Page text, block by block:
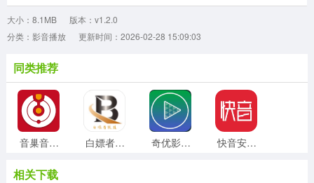
大小：8.1MB
版本：v1.2.0
分类：影音播放
更新时间：2026-02-28 15:09:03
同类推荐
音巢音乐安卓直装版 白嫖者联盟手机版 奇优影院官方最新版 快音安卓版
相关下载